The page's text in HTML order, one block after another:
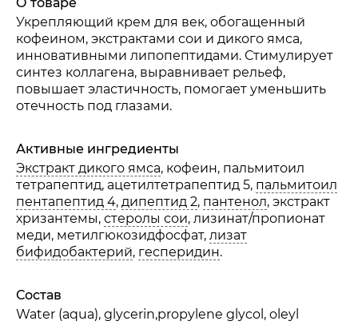
Гиалуроновая кислота
Фитоэстрогены
Витамин С
Витамин Е
Укрепляющий крем для век, обогащенный
кофеином, экстрактами сои и дикого ямса,
инновативными липопептидами. Стимулирует
синтез коллагена, выравнивает рельеф,
повышает эластичность, помогает уменьшить
отечность под глазами.
Активные ингредиенты
Экстракт дикого ямса, кофеин, пальмитоил
тетрапептид, ацетилтетрапептид 5, пальмитоил
пентапептид 4,дипептид 2, пантенол, экстракт
хризантемы,стеролы сои, лизинат/пропионат
меди, метилгюкозидфосфат,лизат
бифидобактерий, гесперидин.
Состав
Water (aqua), glycerin,propylene glycol, oleyl